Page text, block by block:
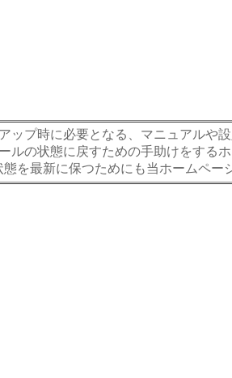
プ時に必要となる、マニュアルや
の状態に戻すための手助けをする
を最新に保つためにも当ホームペー